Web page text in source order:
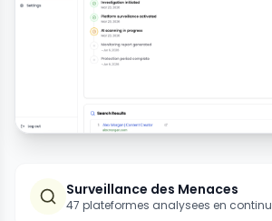
Surveillance des Menaces
47 plateformes analysees en continu